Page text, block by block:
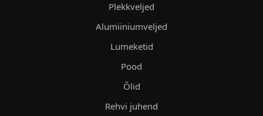
Plekkveljed
Alumiiniumveljed
Lumeketid
Pood
Õlid
Rehvi juhend